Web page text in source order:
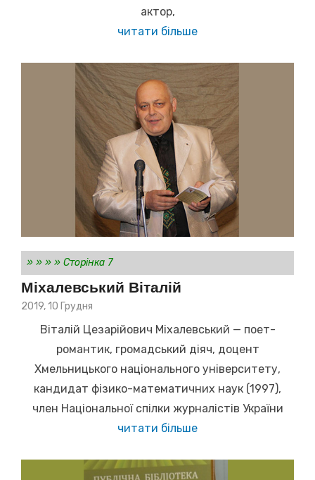
актор,
читати більше
» » » » Сторінка 7
Міхалевський Віталій
Posted
2019, 10 Грудня
Віталій Цезарійович Міхалевський — поет-
романтик, громадський діяч, доцент
Хмельницького національного університету,
кандидат фізико-математичних наук (1997),
член Національної спілки журналістів України
читати більше